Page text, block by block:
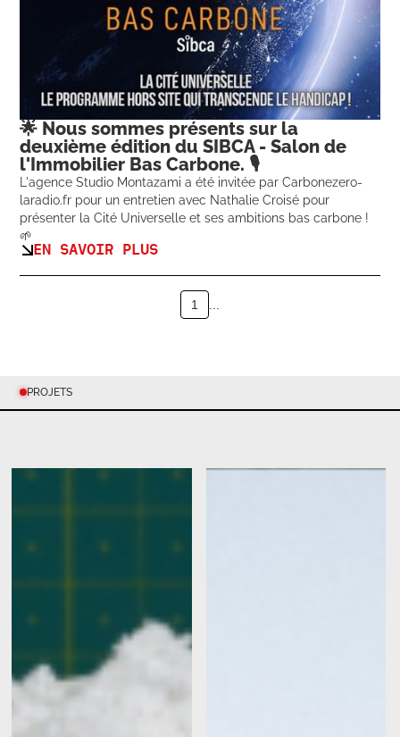
🌟 Nous sommes présents sur la
deuxième édition du SIBCA - Salon de
l'Immobilier Bas Carbone. 🎙️
L'agence Studio Montazami a été invitée par Carbonezero-
laradio.fr pour un entretien avec Nathalie Croisé pour
présenter la Cité Universelle et ses ambitions bas carbone !
🌱
EN SAVOIR PLUS
1
PROJETS